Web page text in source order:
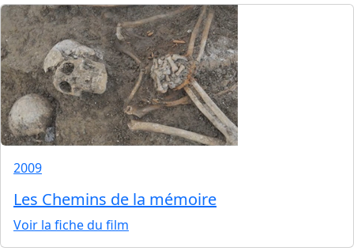
2009
Les Chemins de la mémoire
Voir la fiche du film